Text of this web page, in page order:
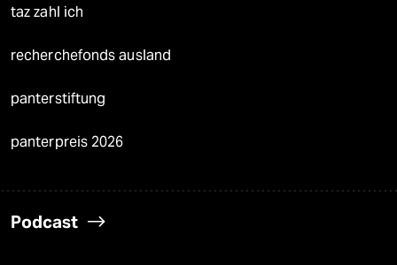
taz zahl ich
recherchefonds ausland
panterstiftung
panterpreis 2026
Podcast